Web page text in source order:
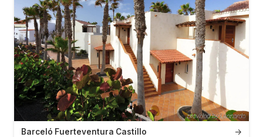
→
Barceló Fuerteventura Castillo